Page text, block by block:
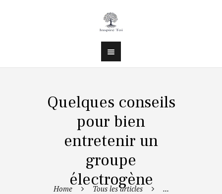
Quelques conseils
pour bien
entretenir un
groupe
électrogène
Home Tous les articles ...